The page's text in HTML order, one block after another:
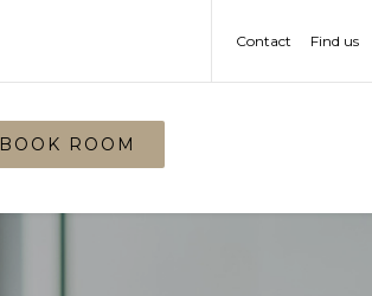
Contact Find us
BOOK ROOM